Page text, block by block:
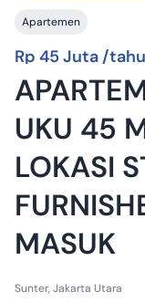
Apartemen
Rp 45 Juta /
UKU 45
LOKASI
MASUK
Sunter, Jakarta Utara